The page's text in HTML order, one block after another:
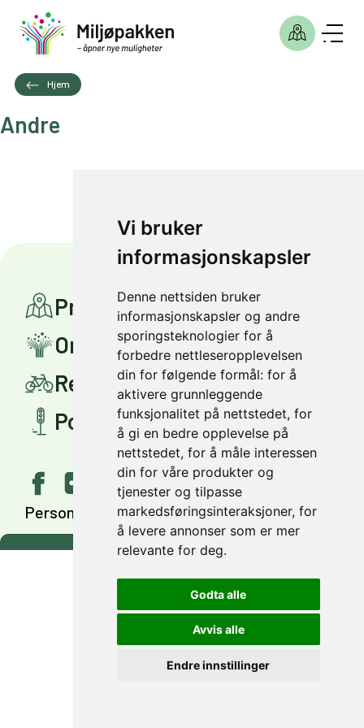
Vi bruker
informasjonskapsler
Denne nettsiden bruker
informasjonskapsler og andre
sporingsteknologier for å
forbedre nettleseropplevelsen
din for følgende formål: for å
aktivere grunnleggende
funksjonalitet på nettstedet, for
å gi en bedre opplevelse på
nettstedet, for å måle interessen
din for våre produkter og
tjenester og tilpasse
markedsføringsinteraksjoner, for
å levere annonser som er mer
relevante for deg.
Godta alle
Avvis alle
Endre innstillinger
Hjem
Andre
Prosjekter
Om Miljøpakken
Reis smartere
Politisk styring
Personvern Tilgjengelighet English